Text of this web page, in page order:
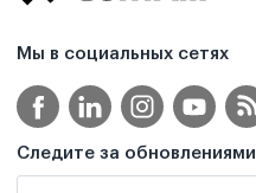
Мы в социальных сетях
Следите за обновлениями